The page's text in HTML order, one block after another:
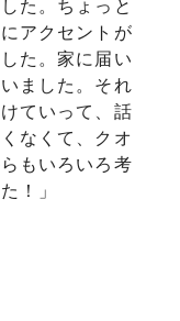
た。ちょっと
アクセントが
た。家に届い
ました。それ
ていって、話
なくて、クオ
もいろいろ考
！」